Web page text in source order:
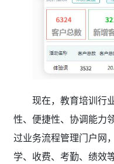
现在，教育培训行
性、便捷性、协调能力
过业务流程管理门户网
学、收费、考勤、绩效